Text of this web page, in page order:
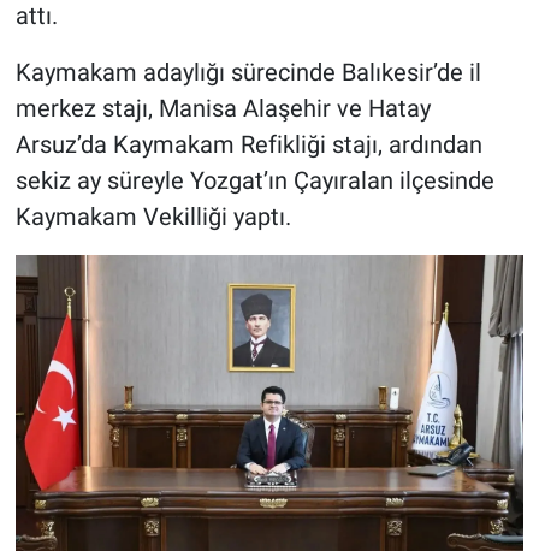
attı.
Kaymakam adaylığı sürecinde Balıkesir’de il
merkez stajı, Manisa Alaşehir ve Hatay
Arsuz’da Kaymakam Refikliği stajı, ardından
sekiz ay süreyle Yozgat’ın Çayıralan ilçesinde
Kaymakam Vekilliği yaptı.